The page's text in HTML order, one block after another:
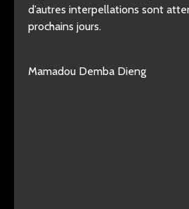
d’autres interpellations sont
prochains jours.
Mamadou Demba Dieng